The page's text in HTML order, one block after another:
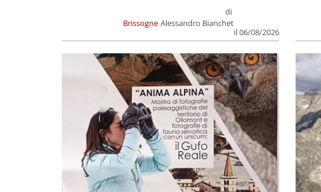
Brissogne
di
Alessandro Bianchet
il 06/08/2026